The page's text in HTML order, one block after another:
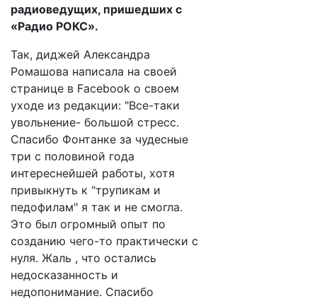
радиоведущих, пришедших с
«Радио РОКС».
Так, диджей Александра
Ромашова написала на своей
странице в Facebook о своем
уходе из редакции: "Все-таки
увольнение- большой стресс.
Спасибо Фонтанке за чудесные
три с половиной года
интереснейшей работы, хотя
привыкнуть к "трупикам и
педофилам" я так и не смогла.
Это был огромный опыт по
созданию чего-то практически с
нуля. Жаль , что остались
недосказанность и
недопонимание. Спасибо